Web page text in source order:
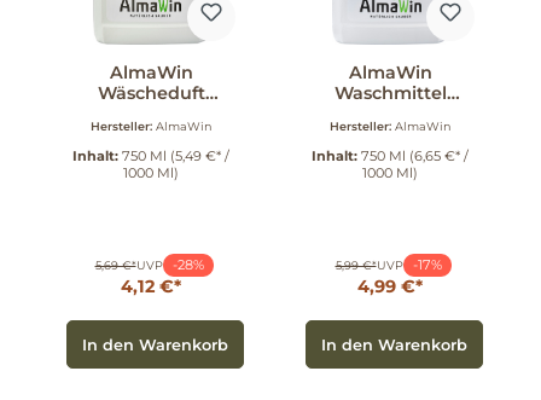
AlmaWin
Wäscheduft
Hersteller: AlmaWin
Inhalt: 750 Ml (5,49 €* /
1000 Ml)
5,69 €*UVP -28%
4,12 €*
In den Warenkorb
AlmaWin
Waschmittel
Schwarzes 750 ml
Hersteller: AlmaWin
Inhalt: 750 Ml (6,65 €* /
1000 Ml)
5,99 €*UVP -17%
4,99 €*
In den Warenkorb